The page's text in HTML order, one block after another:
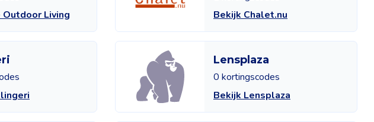
Living
Bekijk Chalet.nu
Lensplaza
0 kortingscodes
Bekijk Lensplaza